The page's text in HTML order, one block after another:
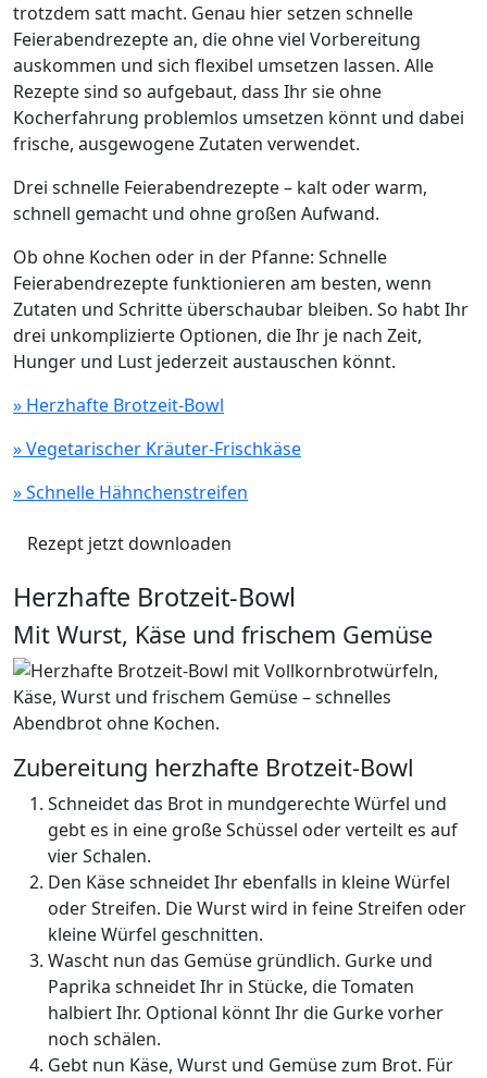
trotzdem satt macht. Genau hier setzen schnelle
Feierabendrezepte an, die ohne viel Vorbereitung
auskommen und sich flexibel umsetzen lassen. Alle
Rezepte sind so aufgebaut, dass Ihr sie ohne
Kocherfahrung problemlos umsetzen könnt und dabei
frische, ausgewogene Zutaten verwendet.
Drei schnelle Feierabendrezepte – kalt oder warm,
schnell gemacht und ohne großen Aufwand.
Ob ohne Kochen oder in der Pfanne: Schnelle
Feierabendrezepte funktionieren am besten, wenn
Zutaten und Schritte überschaubar bleiben. So habt Ihr
drei unkomplizierte Optionen, die Ihr je nach Zeit,
Hunger und Lust jederzeit austauschen könnt.
» Herzhafte Brotzeit-Bowl
» Vegetarischer Kräuter-Frischkäse
» Schnelle Hähnchenstreifen
Rezept jetzt downloaden
Herzhafte Brotzeit-Bowl
Mit Wurst, Käse und frischem Gemüse
Zubereitung herzhafte Brotzeit-Bowl
Schneidet das Brot in mundgerechte Würfel und
gebt es in eine große Schüssel oder verteilt es auf
vier Schalen.
Den Käse schneidet Ihr ebenfalls in kleine Würfel
oder Streifen. Die Wurst wird in feine Streifen oder
kleine Würfel geschnitten.
Wascht nun das Gemüse gründlich. Gurke und
Paprika schneidet Ihr in Stücke, die Tomaten
halbiert Ihr. Optional könnt Ihr die Gurke vorher
noch schälen.
Gebt nun Käse, Wurst und Gemüse zum Brot. Für